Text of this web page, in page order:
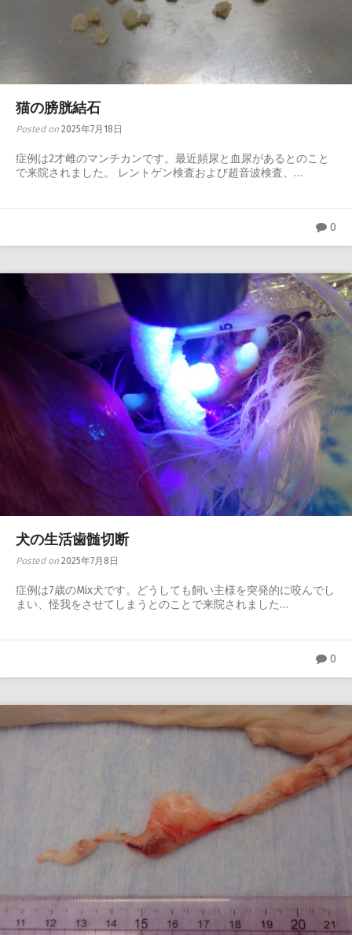
猫の膀胱結石
Posted on 2025年7月18日
症例は2才雌のマンチカンです。最近頻尿と血尿があるとのこと
で来院されました。 レントゲン検査および超音波検査、…
0
犬の生活歯髄切断
Posted on 2025年7月8日
症例は7歳のMix犬です。どうしても飼い主様を突発的に咬んでし
まい、怪我をさせてしまうとのことで来院されました…
0